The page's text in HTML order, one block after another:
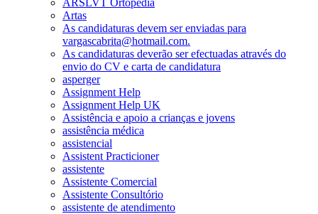
Artas
As candidaturas devem ser enviadas para
vargascabrita@hotmail.com.
As candidaturas deverão ser efectuadas através do
envio do CV e carta de candidatura
asperger
Assignment Help
Assignment Help UK
Assistência e apoio a crianças e jovens
assistência médica
assistencial
Assistent Practicioner
assistente
Assistente Comercial
Assistente Consultório
assistente de atendimento